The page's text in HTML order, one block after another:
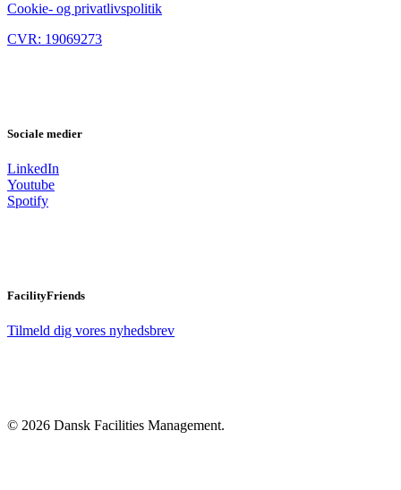
Cookie- og privatlivspolitik
CVR: 19069273
Sociale medier
LinkedIn
Youtube
Spotify
FacilityFriends
Tilmeld dig vores nyhedsbrev
© 2026 Dansk Facilities Management.